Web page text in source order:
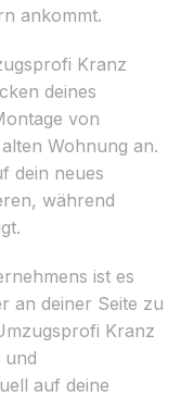
ankommt.
Kranz
deines
von
Wohnung an.
dein neues
während
ist es
an deiner Seite zu
Kranz
und
auf deine